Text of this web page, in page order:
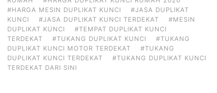
#HARGA MESIN DUPLIKAT KUNCI
#JASA DUPLIKAT
KUNCI
#JASA DUPLIKAT KUNCI TERDEKAT
#MESIN
DUPLIKAT KUNCI
#TEMPAT DUPLIKAT KUNCI
TERDEKAT
#TUKANG DUPLIKAT KUNCI
#TUKANG
DUPLIKAT KUNCI MOTOR TERDEKAT
#TUKANG
DUPLIKAT KUNCI TERDEKAT
#TUKANG DUPLIKAT KUNCI
TERDEKAT DARI SINI